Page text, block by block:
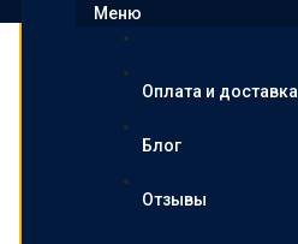
Меню
Оплата и доставка
Блог
Отзывы